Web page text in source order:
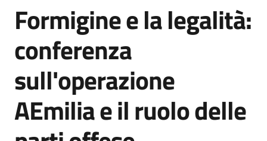
Novità
Menu selezionato
Vivere
Formigine
Salta al contenuto
Formigine e la legalità:
conferenza
sull'operazione
AEmilia e il ruolo delle